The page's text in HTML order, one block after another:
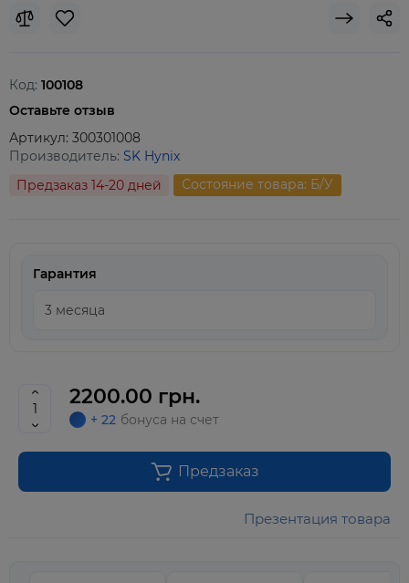
Код: 100108
Оставьте отзыв
Артикул: 300301008
Производитель: SK Hynix
Предзаказ 14-20 дней
Состояние товара: Б/У
Гарантия
2200.00 грн.
+ 22 бонуса на счет
Предзаказ
Презентация товара